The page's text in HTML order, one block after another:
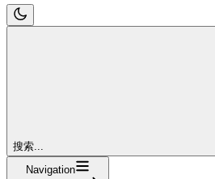
搜索...
Navigation